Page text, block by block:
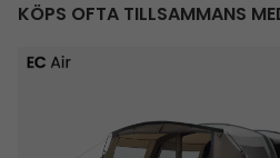
KÖPS OFTA TILLSAMMANS
Kullen 6 Air